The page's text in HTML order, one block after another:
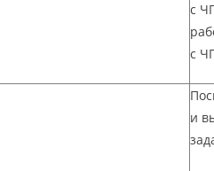
с
с
и